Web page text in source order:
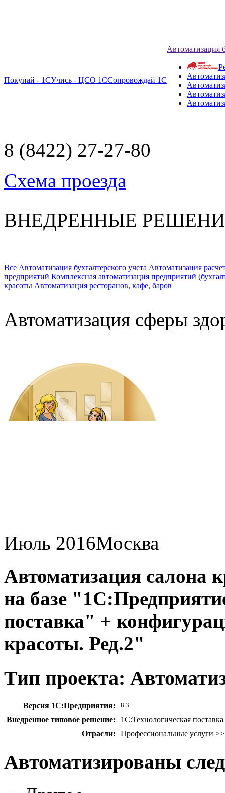
Покупай - 1СУчись - ЦСО 1ССопровождай 1С
Автоматизация
8 (8422) 27-27-80
Схема проезда
ВНЕДРЕННЫЕ
Все Автоматизация бухгалтерского учета Автоматизация
предприятий Комплексная автоматизация предприятий
красоты Автоматизация ресторанов, кафе, баров
Автоматизация сферы
Июль 2016Москва
Автоматизация
на базе
поставка" +
красоты. Ред.2"
Тип проекта:
Версия 1С:Предприятия: 8.3
Внедренное типовое решение:
1С:Технологическая
Отрасли:
Профессиональные услуги
Автоматизированы